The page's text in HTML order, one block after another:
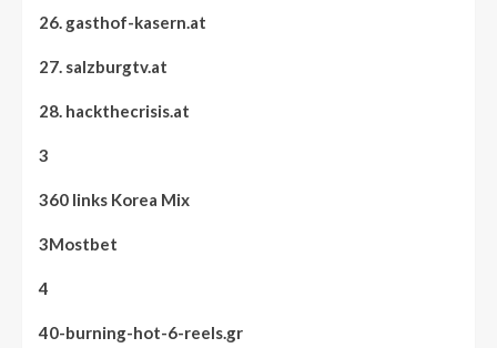
26. gasthof-kasern.at
27. salzburgtv.at
28. hackthecrisis.at
3
360 links Korea Mix
3Mostbet
4
40-burning-hot-6-reels.gr